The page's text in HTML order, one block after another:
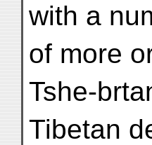
with a
of more
Tshe-
Tibetan